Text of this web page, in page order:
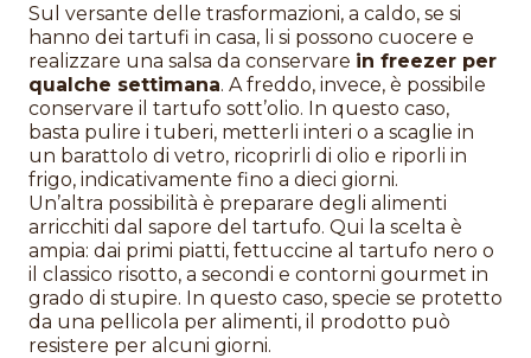
Sul versante delle trasformazioni, a caldo, se si
hanno dei tartufi in casa, li si possono cuocere e
realizzare una salsa da conservare in freezer per
qualche settimana. A freddo, invece, è possibile
conservare il tartufo sott’olio. In questo caso,
basta pulire i tuberi, metterli interi o a scaglie in
un barattolo di vetro, ricoprirli di olio e riporli in
frigo, indicativamente fino a dieci giorni.
Un’altra possibilità è preparare degli alimenti
arricchiti dal sapore del tartufo. Qui la scelta è
ampia: dai primi piatti, fettuccine al tartufo nero o
il classico risotto, a secondi e contorni gourmet in
grado di stupire. In questo caso, specie se protetto
da una pellicola per alimenti, il prodotto può
resistere per alcuni giorni.